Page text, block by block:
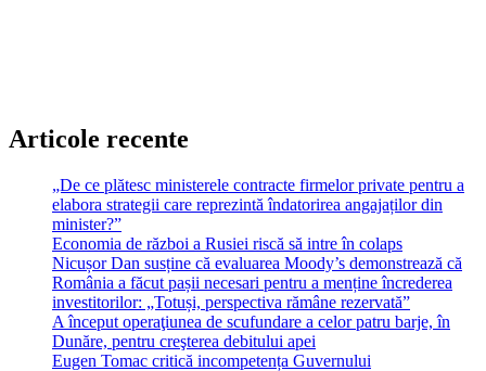
Articole recente
„De ce plătesc ministerele contracte firmelor private pentru a
elabora strategii care reprezintă îndatorirea angajaților din
minister?”
Economia de război a Rusiei riscă să intre în colaps
Nicușor Dan susține că evaluarea Moody’s demonstrează că
România a făcut pașii necesari pentru a menține încrederea
investitorilor: „Totuși, perspectiva rămâne rezervată”
A început operaţiunea de scufundare a celor patru barje, în
Dunăre, pentru creşterea debitului apei
Eugen Tomac critică incompetența Guvernului